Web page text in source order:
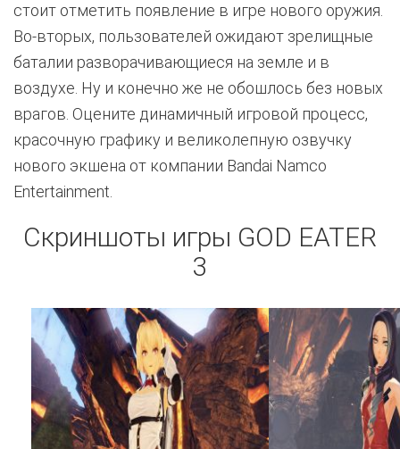
стоит отметить появление в игре нового оружия.
Во-вторых, пользователей ожидают зрелищные
баталии разворачивающиеся на земле и в
воздухе. Ну и конечно же не обошлось без новых
врагов. Оцените динамичный игровой процесс,
красочную графику и великолепную озвучку
нового экшена от компании Bandai Namco
Entertainment.
Скриншоты игры GOD EATER
3